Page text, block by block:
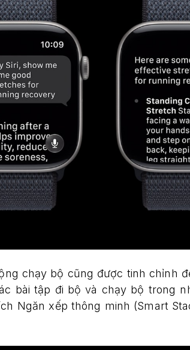
chạy bộ cũng được tinh chỉnh
bài tập đi bộ và chạy bộ trong
Ngăn xếp thông minh (Smart